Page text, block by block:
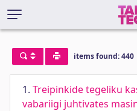
items found: 440
1. Treipinkide tegeliku
vabariigi juhtivates